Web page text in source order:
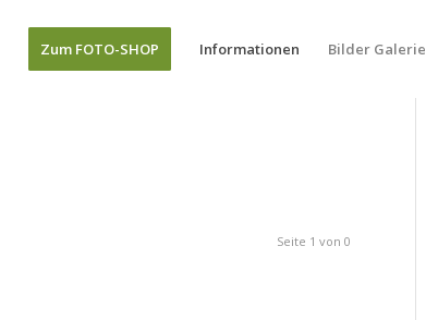
Zum FOTO-SHOP Informationen Bilder Galerie
Seite 1 von 0